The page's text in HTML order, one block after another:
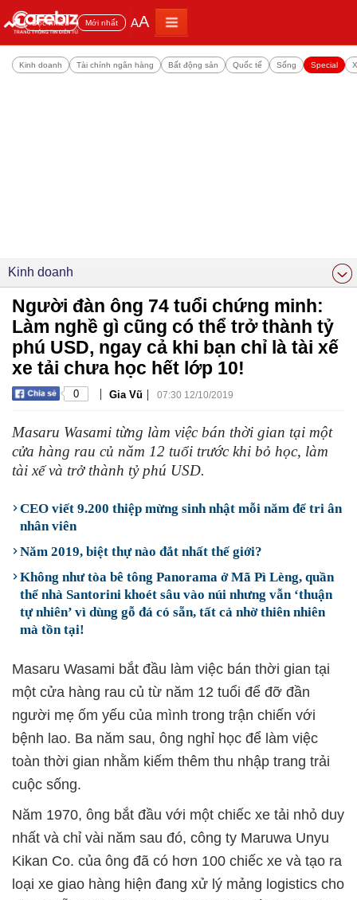
Đọc nhiều Mới nhất AA
Kinh doanh Tài chính ngân hàng Bất động sản Quốc tế Sống Special
Kinh doanh
Người đàn ông 74 tuổi chứng minh:
Làm nghề gì cũng có thể trở thành tỷ
phú USD, ngay cả khi bạn chỉ là tài xế
xe tải chưa học hết lớp 10!
0 | Gia Vũ | 07:30 12/10/2019
Masaru Wasami từng làm việc bán thời gian tại một
cửa hàng rau củ năm 12 tuổi trước khi bỏ học, làm
tài xế và trở thành tỷ phú USD.
CEO viết 9.200 thiệp mừng sinh nhật mỗi năm để tri ân
nhân viên
Năm 2019, biệt thự nào đắt nhất thế giới?
Không như tòa bê tông Panorama ở Mã Pì Lèng, quần
thể nhà Santorini khoét sâu vào núi nhưng vẫn ‘thuận
tự nhiên’ vì dùng gỗ đá có sẵn, tất cả nhờ thiên nhiên
mà tồn tại!
Masaru Wasami bắt đầu làm việc bán thời gian tại
một cửa hàng rau củ từ năm 12 tuổi để đỡ đần
người mẹ ốm yếu của mình trong trận chiến với
bệnh lao. Ba năm sau, ông nghỉ học để làm việc
toàn thời gian nhằm kiếm thêm thu nhập trang trải
cuộc sống.
Năm 1970, ông bắt đầu với một chiếc xe tải nhỏ duy
nhất và chỉ vài năm sau đó, công ty Maruwa Unyu
Kikan Co. của ông đã có hơn 100 chiếc xe và tạo ra
loại xe giao hàng hiện đang xử lý mảng logistics cho